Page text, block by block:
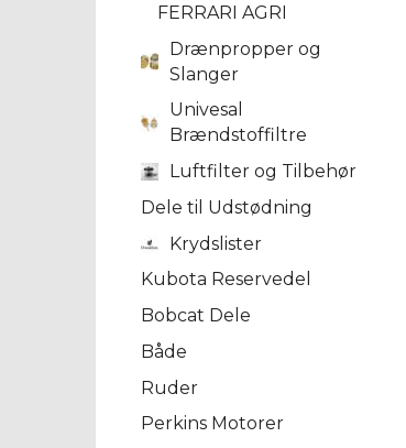
FERRARI AGRI
Drænpropper og
Slanger
Univesal
Brændstoffiltre
Luftfilter og Tilbehør
Dele til Udstødning
Krydslister
Kubota Reservedel
Bobcat Dele
Både
Ruder
Perkins Motorer